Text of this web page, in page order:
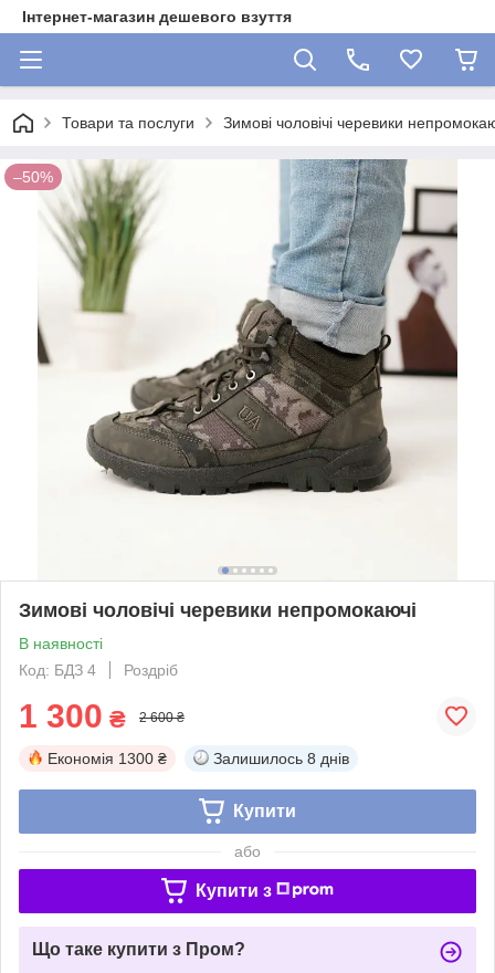
Інтернет-магазин дешевого взуття
Товари та послуги Зимові чоловічі черевики
–50%
Зимові чоловічі черевики непромокаючі
В наявності
Код: БДЗ 4
Роздріб
1 300 ₴ 2 600 ₴
Економія 1300 ₴ Залишилось 8 днів
Купити
або
Купити з
Що таке купити з Пром?